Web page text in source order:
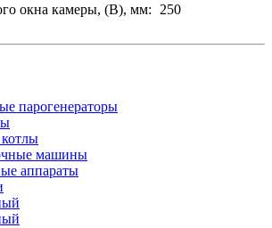
окна камеры, (В), мм:
250
парогенераторы
машины
аппараты